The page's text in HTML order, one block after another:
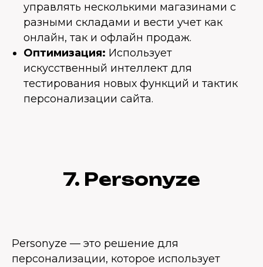
управлять несколькими магазинами с
разными складами и вести учет как
онлайн, так и офлайн продаж.
Оптимизация: Использует
искусственный интеллект для
тестирования новых функций и тактик
персонализации сайта.
7. Personyze
Personyze — это решение для
персонализации, которое использует